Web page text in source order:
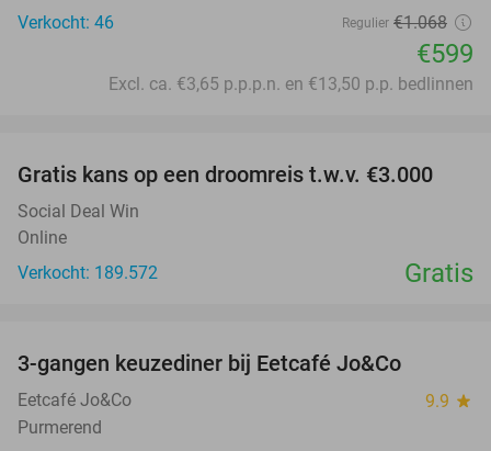
Verkocht: 46
Regulier €1.068
€599
Excl. ca. €3,65 p.p.p.n. en €13,50 p.p. bedlinnen
Gratis kans op een droomreis t.w.v. €3.000
Social Deal Win
Online
Verkocht: 189.572
Gratis
3-gangen keuzediner bij Eetcafé Jo&Co
Eetcafé Jo&Co 9.9 star
Purmerend